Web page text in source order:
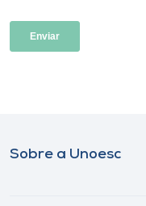
Sobre a Unoesc